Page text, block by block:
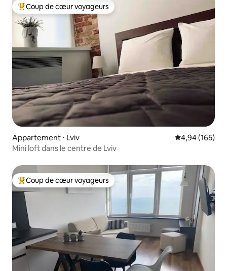
Coups de cœur voyageurs les plus appréciés
Coup de cœur voyageurs
Appartement ⋅ Lviv Évaluation
4,94 (165)
Mini loft dans le centre de Lviv
Coups de cœur voyageurs les plus appréciés
Coup de cœur voyageurs